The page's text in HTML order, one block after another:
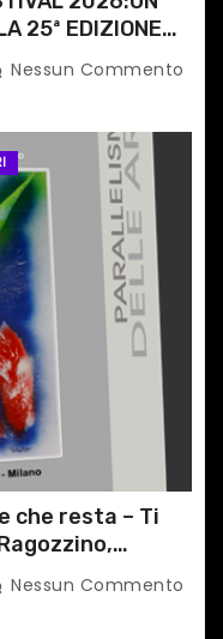
25ª EDIZIONE
Nessun Commento
che resta – Ti
Nessun Commento